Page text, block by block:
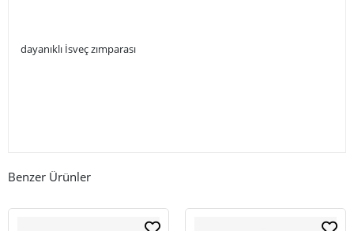
dayanıklı İsveç zımparası
Benzer Ürünler